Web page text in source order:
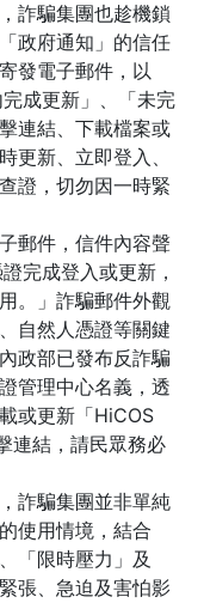
詐騙集團也趁機鎖
政府通知」的信任
發電子郵件，以
成更新」、「未完
連結、下載檔案或
更新、立即登入、
證，切勿因一時緊
郵件，信件內容聲
完成登入或更新，
。」詐騙郵件外觀
自然人憑證等關鍵
政部已發布反詐騙
管理中心名義，透
或更新「HiCOS
連結，請民眾務必
詐騙集團並非單純
使用情境，結合
「限時壓力」及
張、急迫及害怕影